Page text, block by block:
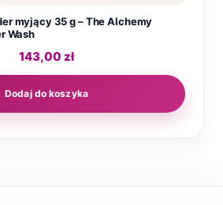
myjący 35 g – The Alchemy
Wash
143,00 zł
Dodaj do koszyka